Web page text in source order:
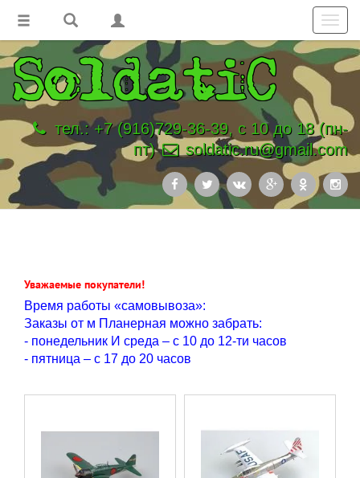
тел.: +7 (916)729-36-39, с 10 до 18 (пн-
пт)
soldatic.ru@gmail.com
Уважаемые покупатели!
Время работы «самовывоза»:
Заказы от м Планерная можно забрать:
- понедельник И среда – с 10 до 12-ти часов
- пятница – с 17 до 20 часов